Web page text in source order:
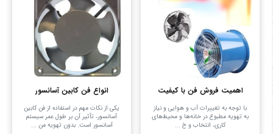
اهمیت فروش فن با کیفیت
با توجه به تغییرات آب و هوایی و نیاز
به تهویه مطبوع در خانه‌ها و محیط‌های
کاری، انتخاب و خ ...
انواع فن کابین آسانسور
یکی از نکات مهم در استفاده از فن کابین
آسانسور، تأثیر آن بر طول عمر سیستم
آسانسور است. بدون تهویه من ...